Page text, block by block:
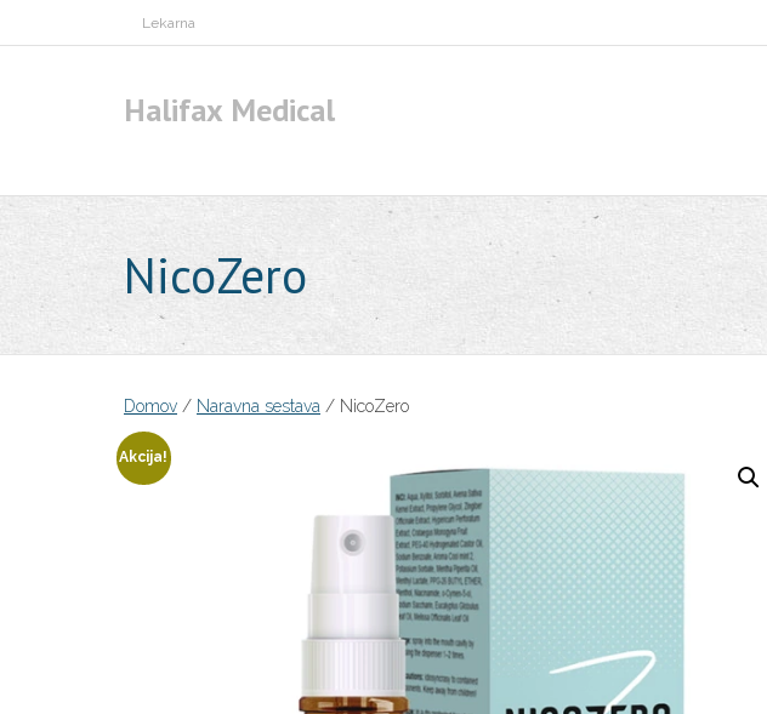
to
Lekarna
Halifax Medical
NicoZero
Domov / Naravna sestava / NicoZero
Akcija!